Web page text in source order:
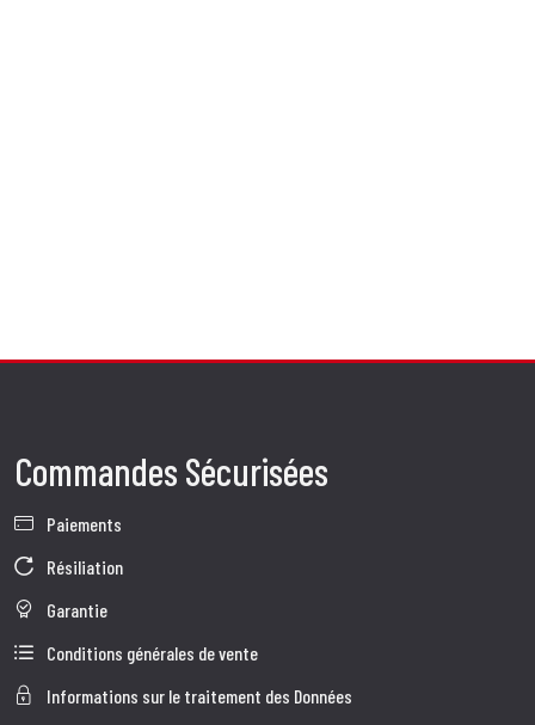
Commandes Sécurisées
Paiements
Résiliation
Garantie
Conditions générales de vente
Informations sur le traitement des Données